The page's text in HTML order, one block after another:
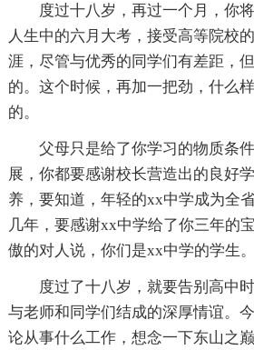
度过十八岁，再过一个月，你
人生中的六月大考，接受高等院校
涯，尽管与优秀的同学们有差距，
的。这个时候，再加一把劲，什么
的。
父母只是给了你学习的物质条
展，你都要感谢校长营造出的良好
养，要知道，年轻的xx中学成为全
几年，要感谢xx中学给了你三年的
傲的对人说，你们是xx中学的学生。
度过了十八岁，就要告别高中
与老师和同学们结成的深厚情谊。
论从事什么工作，想念一下东山之